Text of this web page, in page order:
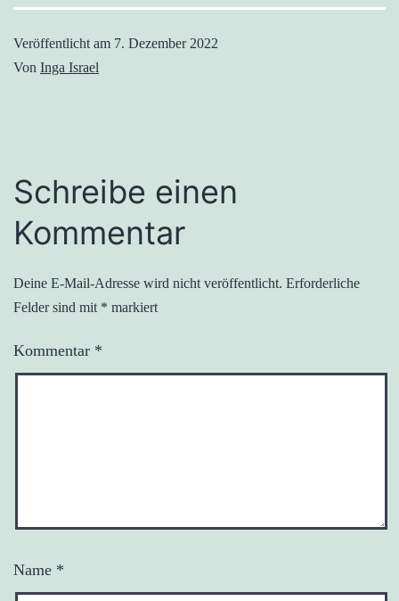
Veröffentlicht am 7. Dezember 2022
Von Inga Israel
Schreibe einen
Kommentar
Deine E-Mail-Adresse wird nicht veröffentlicht. Erforderliche
Felder sind mit * markiert
Kommentar *
Name *